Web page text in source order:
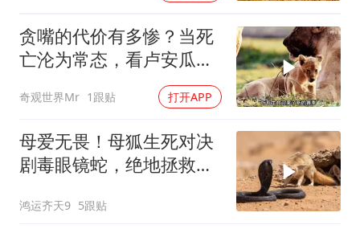
贪嘴的代价有多惨？当死
亡沦为常态，看卢安瓜河
谷如何上演残酷的“饥饿游
戏”
奇观世界Mr 1跟贴 打开APP
母爱无畏！母狐生死对决
剧毒眼镜蛇，绝地拯救幼
鸿运齐天9 5跟贴